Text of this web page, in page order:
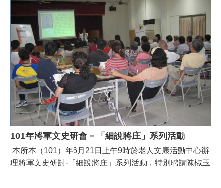
101年將軍文史研會－「細說將庄」系列活動
本所本（101）年6月21日上午9時於老人文康活動中心辦
理將軍文史研討-「細說將庄」系列活動，特別聘請陳椒玉